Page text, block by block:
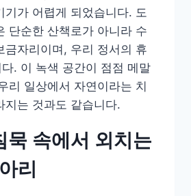
기가 어렵게 되었습니다. 도
단순한 산책로가 아니라 수
금자리이며, 우리 정서의 휴
. 이 녹색 공간이 점점 메말
리 일상에서 자연이라는 치
지는 것과도 같습니다.
묵 속에서 외치는
리